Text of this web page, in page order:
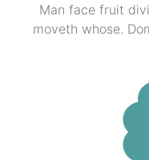
Man face fruit
moveth whose.